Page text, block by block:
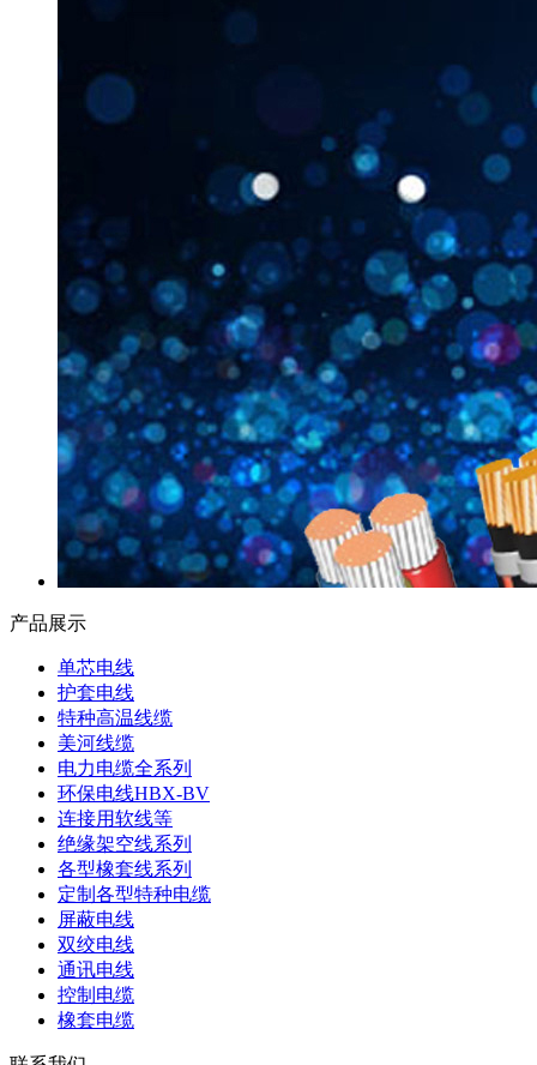
产品展示
单芯电线
护套电线
特种高温线缆
美河线缆
电力电缆全系列
环保电线HBX-BV
连接用软线等
绝缘架空线系列
各型橡套线系列
定制各型特种电缆
屏蔽电线
双绞电线
通讯电线
控制电缆
橡套电缆